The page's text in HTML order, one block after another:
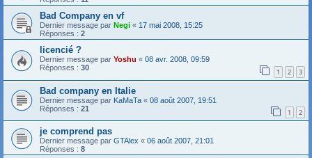
Bad Company en vf
Dernier message par Negi « 17 mai 2008, 15:25
Réponses : 2
licencié ?
Dernier message par Yoshu « 08 avr. 2008, 09:59
Réponses : 30 1 2 3
Bad company en Italie
Dernier message par KaMaTa « 08 août 2007, 19:51
Réponses : 21 1 2
je comprend pas
Dernier message par GTAlex « 06 août 2007, 21:01
Réponses : 8